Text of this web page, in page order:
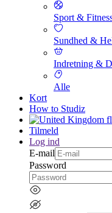
Sport &
Sundhed &
Indretning &
Alle
Kort
How to Studiz
Tilmeld
Log ind
E-mail
Password